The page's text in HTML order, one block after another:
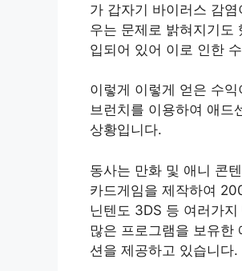
가 갑자기 바이러스 감
우는 문제로 밝혀지기도
입되어 있어 이로 인한
이렇게 이렇게 얻은 수
브런치를 이용하여 애드
상황입니다.
동사는 만화 및 애니 콘
카드게임을 제작하여
닌텐도 3DS 등 여러가
많은 프로그램을 보유한
션을 제공하고 있습니다.